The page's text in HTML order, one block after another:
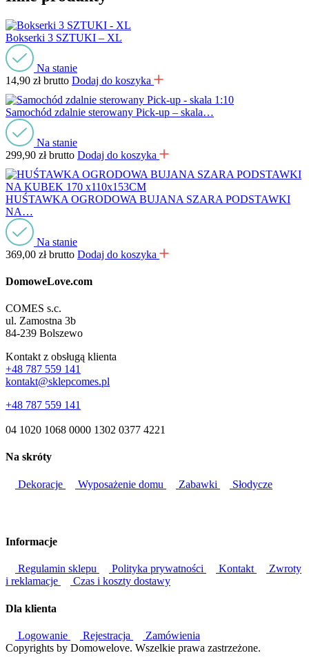
Bokserki 3 SZTUKI – XL
Na stanie
14,90 zł brutto Dodaj do koszyka
Samochód zdalnie sterowany Pick-up – skala…
Na stanie
299,90 zł brutto Dodaj do koszyka
HUŚTAWKA OGRODOWA BUJANA SZARA PODSTAWKI
NA…
Na stanie
369,00 zł brutto Dodaj do koszyka
DomoweLove.com
COMES s.c.
ul. Zamostna 3b
84-239 Bolszewo
Kontakt z obsługą klienta
+48 787 559 141
kontakt@sklepcomes.pl
+48 787 559 141
04 1020 1068 0000 1302 0377 4221
Na skróty
Dekoracje Wyposażenie domu Zabawki Słodycze
Informacje
Regulamin sklepu Polityka prywatności Kontakt
Zwroty
i reklamacje
Czas i koszty dostawy
Dla klienta
Logowanie Rejestracja
Zamówienia
Copyrights by Domowelove. Wszelkie prawa zastrzeżone.